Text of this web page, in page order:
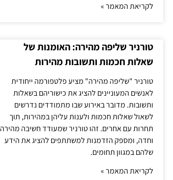
לקריאת המאמר »
טורניר שליפה מהירה: האומנות של
שאלות חכמות ותשובות מהירות
טורניר "שליפה מהירה" מציע פלטפורמה ייחודית
לאנשים המעוניינים להציג את כישוריהם בשאלות
ותשובות. מדובר באירוע שבו מתמודדים נדרשים
לשאול שאלות חכמות ולענות עליהן במהירות, תוך
תחרות עם אחרים. זהו טורניר שמעודד חשיבה מהירה
וחדה, ומספק הזדמנות למשתתפים להציג את הידע
שלהם במגוון תחומים.
לקריאת המאמר »